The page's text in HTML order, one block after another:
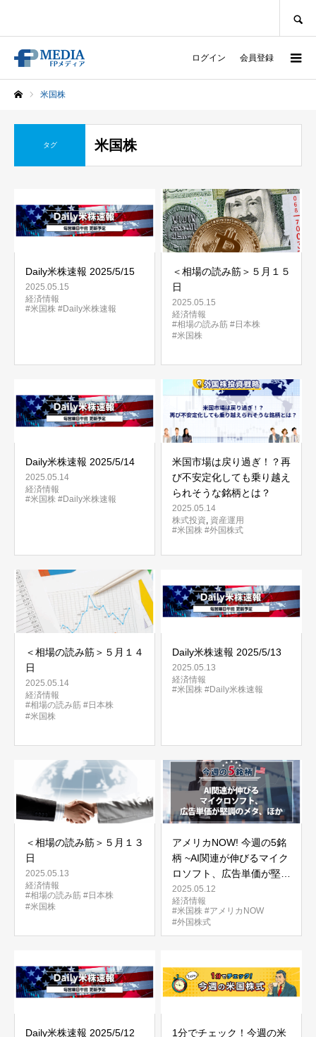
ログイン 会員登録
米国株
タグ 米国株
Daily米株速報 2025/5/15
2025.05.15
経済情報
#米国株 #Daily米株速報
＜相場の読み筋＞５月１５
日
2025.05.15
経済情報
#相場の読み筋 #日本株
#米国株
Daily米株速報 2025/5/14
2025.05.14
経済情報
#米国株 #Daily米株速報
米国市場は戻り過ぎ！？再
び不安定化しても乗り越え
られそうな銘柄とは？
2025.05.14
株式投資, 資産運用
#米国株 #外国株式
＜相場の読み筋＞５月１４
日
2025.05.14
経済情報
#相場の読み筋 #日本株
#米国株
Daily米株速報 2025/5/13
2025.05.13
経済情報
#米国株 #Daily米株速報
＜相場の読み筋＞５月１３
日
2025.05.13
経済情報
#相場の読み筋 #日本株
#米国株
アメリカNOW! 今週の5銘
柄 ~AI関連が伸びるマイク
ロソフト、広告単価が堅調
のメタ、ほか~
2025.05.12
経済情報
#米国株 #アメリカNOW
#外国株式
Daily米株速報 2025/5/12
1分でチェック！今週の米